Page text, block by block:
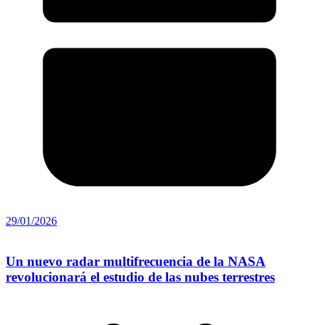
29/01/2026
Un nuevo radar multifrecuencia de la NASA
revolucionará el estudio de las nubes terrestres